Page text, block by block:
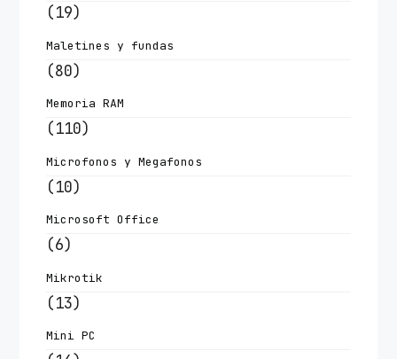
(19)
Maletines y fundas
(80)
Memoria RAM
(110)
Microfonos y Megafonos
(10)
Microsoft Office
(6)
Mikrotik
(13)
Mini PC